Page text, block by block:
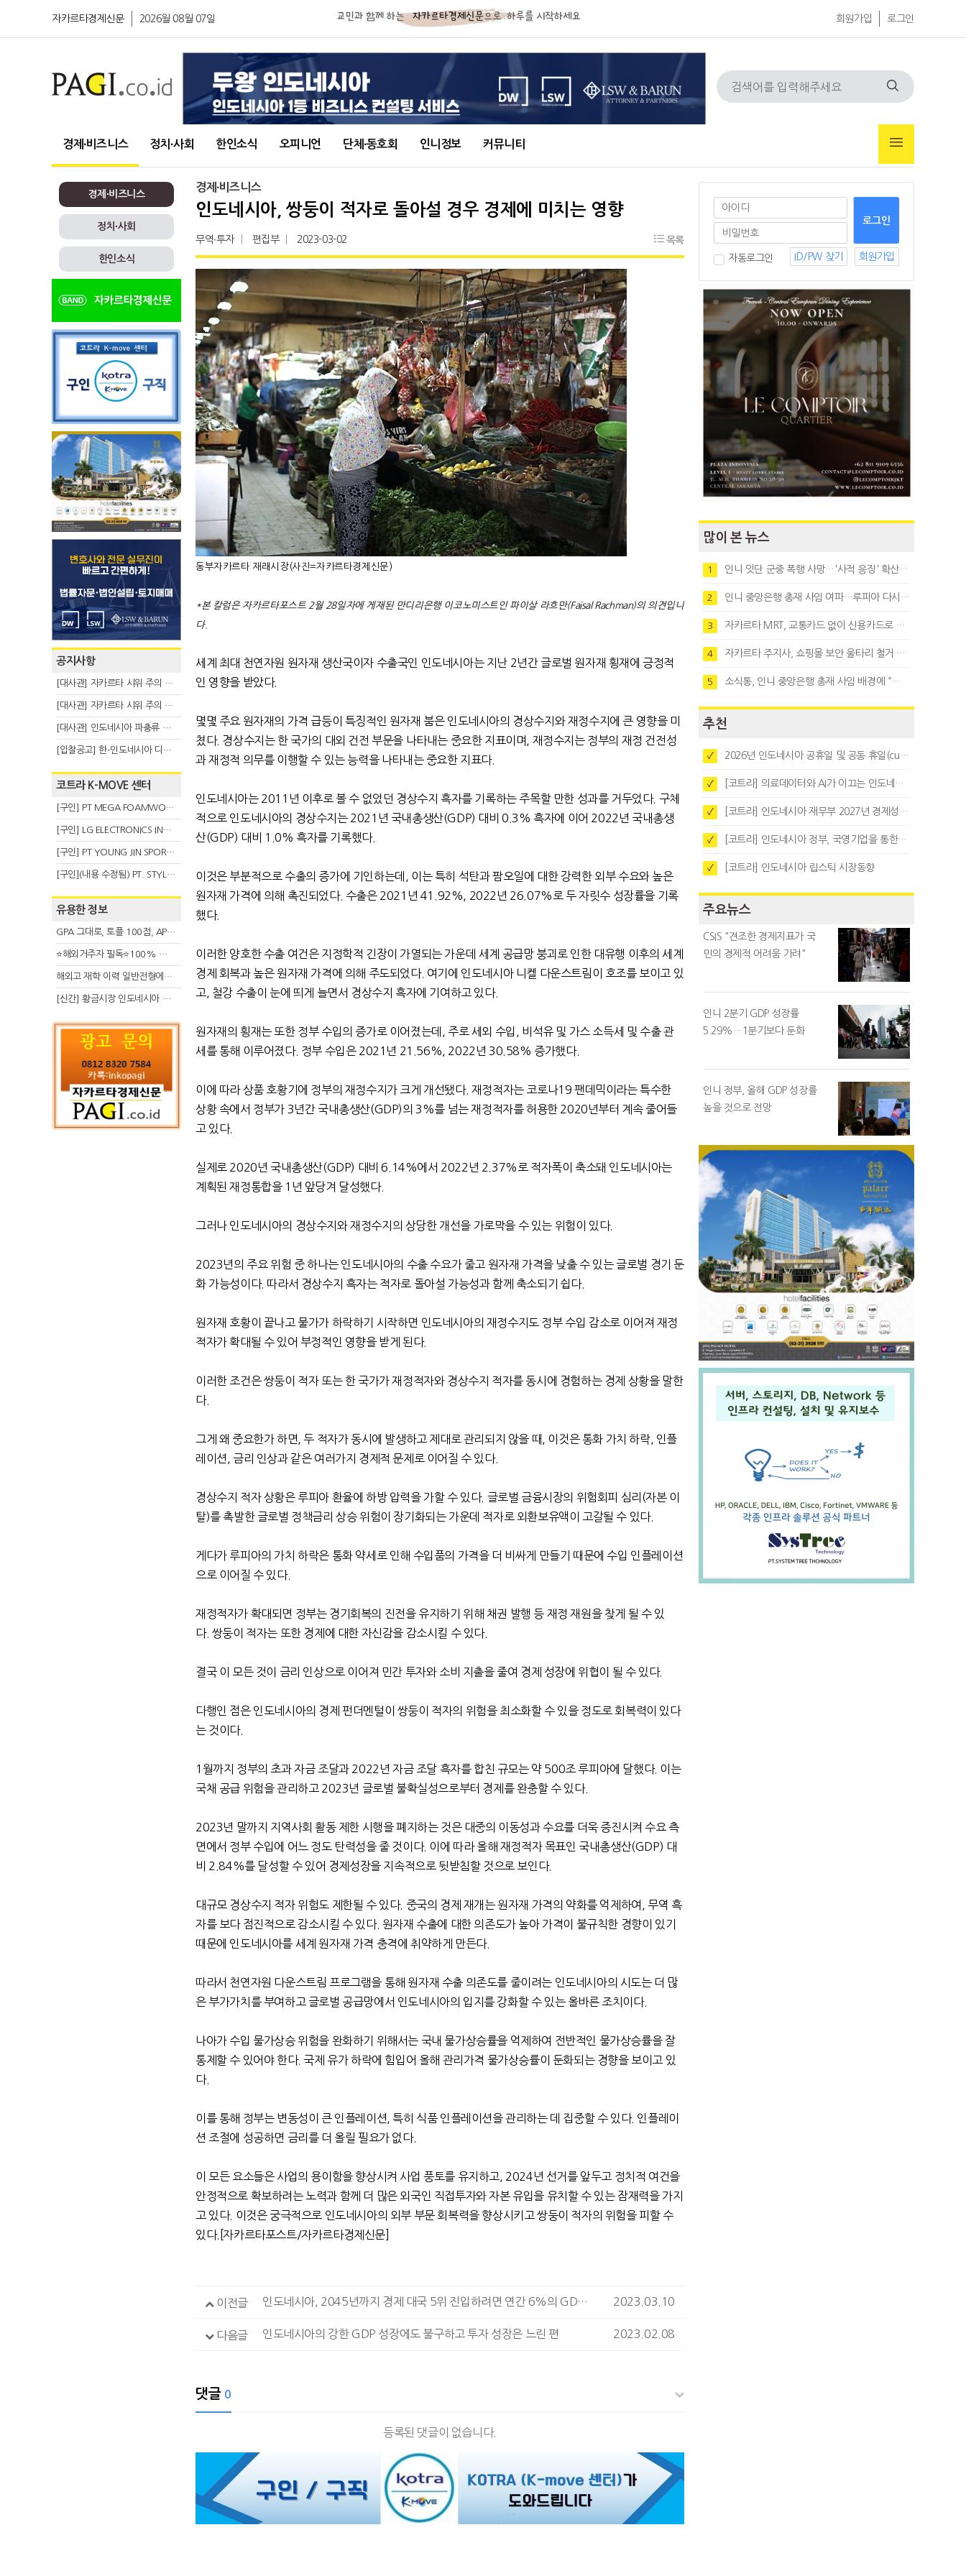
자카르타경제신문 2026월 08월 07일 회원가입 로그인
경제∙비즈니스 정치∙사회 한인소식 오피니언 단체∙동호회 인니정보 커뮤니티
경제∙비즈니스
정치∙사회
한인소식
공지사항
[대사관] 자카르타 시위 주의 안내(8.6)
[대사관] 자카르타 시위 주의 안내(8.3)
[대사관] 인도네시아 파충류 불법 반출 주의 (7.29)
[입찰공고] 한-인도네시아 디지털융복합 탈 전시회
코트라 K-MOVE 센터
[구인] PT MEGA FOAMWORKS INDONESIA
[구인] LG ELECTRONICS INDONESIA
[구인] PT YOUNG JIN SPORT INDONESIA
[구인](내용 수정됨) PT. STYLE KOREAN INDONESIA (스타일 코리안 인도네시아)
유용한 정보
GPA 그대로, 토플 100점, AP 막막 — 원인은 하나입니다
⭐해외거주자 필독⭐100% 온라인 마지막 한국어교원 2급 추가모집 (~8/2)
해외고 재학 이력 일반전형에서 분명한 입시 강점 살리는 전략
[신간] 황금시장 인도네시아 슈퍼리치의 성공 수업
경제∙비즈니스
인도네시아, 쌍둥이 적자로 돌아설 경우 경제에 미치는 영향
무역∙투자 편집부 2023-03-02 목록
동부자카르타 재래시장(사진=자카르타경제신문)
*본 칼럼은 자카르타포스트2월28일자에 게재된 만디리은행 이코노미스트인 파이살 라흐만(Faisal Rachman)의 의견입니
다.
세계 최대 천연자원 원자재 생산국이자 수출국인 인도네시아는 지난 2년간 글로벌 원자재 횡재에 긍정적
인 영향을 받았다.
몇몇 주요 원자재의 가격 급등이 특징적인 원자재 붐은 인도네시아의 경상수지와 재정수지에 큰 영향을 미
쳤다. 경상수지는 한 국가의 대외 건전 부문을 나타내는 중요한 지표이며
재정수지는 정부의 재정 건전성
과 재정적 의무를 이행할 수 있는 능력을 나타내는 중요한 지표다.
인도네시아는2011 년 이후로 볼 수 없었던 경상수지 흑자를 기록하는 주목할 만한 성과를 거두었다. 구체
적으로 인도네시아의 경상수지는2021 년 국내총생산(GDP) 대비 0.3% 흑자에 이어 2022 년 국내총생
산(GDP) 대비 1.0% 흑자를 기록했다.
이것은 부분적으로 수출의 증가에 기인하는데
이는 특히 석탄과 팜오일에 대한 강력한 외부 수요와 높은
원자재 가격에 의해 촉진되었다. 수출은2021 년 41.92%, 2022 년 26.07% 로 두 자릿수 성장률을 기록
했다.
이러한 양호한 수출 여건은 지정학적 긴장이 가열되는 가운데 세계 공급망 붕괴로 인한 대유행 이후의 세계
경제 회복과 높은 원자재 가격에 의해 주도되었다. 여기에 인도네시아 니켈 다운스트림이 호조를 보이고 있
고
철강 수출이 눈에 띄게 늘면서 경상수지 흑자에 기여하고 있다.
원자재의 횡재는 또한 정부 수입의 증가로 이어졌는데 주로 세외 수입
비석유 및 가스 소득세 및 수출 관
세를 통해 이루어졌다. 정부 수입은2021 년 21.56%, 2022 년 30.58% 증가했다.
이에 따라 상품 호황기에 정부의 재정수지가 크게 개선됐다. 재정적자는 코로나19팬데믹이라는 특수한
상황 속에서 정부가 3년간 국내총생산(GDP)의 3%를 넘는 재정적자를 허용한2020년부터 계속 줄어들
고 있다.
실제로 2020년 국내총생산(GDP) 대비 6.14%에서 2022 년 2.37% 로 적자폭이 축소돼 인도네시아는
계획된 재정통합을1 년 앞당겨 달성했다.
그러나 인도네시아의 경상수지와 재정수지의 상당한 개선을 가로막을 수 있는 위험이 있다.
2023년의 주요 위험 중 하나는 인도네시아의 수출 수요가 줄고 원자재 가격을 낮출 수 있는 글로벌 경기 둔
화 가능성이다. 따라서 경상수지 흑자는 적자로 돌아설 가능성과 함께 축소되기 쉽다.
원자재 호황이 끝나고 물가가 하락하기 시작하면 인도네시아의 재정수지도 정부 수입 감소로 이어져 재정
적자가 확대될 수 있어 부정적인 영향을 받게 된다.
이러한 조건은 쌍둥이 적자 또는 한 국가가 재정적자와 경상수지 적자를 동시에 경험하는 경제 상황을 말한
다.
그게 왜 중요한가 하면 두 적자가 동시에 발생하고 제대로 관리되지 않을 때 이것은 통화 가치 하락, 인플
레이션
금리 인상과 같은 여러가지 경제적 문제로 이어질 수 있다.
경상수지 적자 상황은 루피아 환율에 하방 압력을 가할 수 있다. 글로벌 금융시장의 위험회피 심리 (자본 이
탈)를 촉발한 글로벌 정책금리 상승 위험이 장기화되는 가운데 적자로 외환보유액이 고갈될 수 있다.
게다가 루피아의 가치 하락은 통화 약세로 인해 수입품의 가격을 더 비싸게 만들기 때문에 수입 인플레이션
으로 이어질 수 있다.
재정적자가 확대되면 정부는 경기회복의 진전을 유지하기 위해 채권 발행 등 재정 재원을 찾게 될 수 있
다. 쌍둥이 적자는 또한 경제에 대한 자신감을 감소시킬 수 있다.
결국 이 모든 것이 금리 인상으로 이어져 민간 투자와 소비 지출을 줄여 경제 성장에 위협이 될 수 있다.
다행인 점은 인도네시아의 경제 펀더멘털이 쌍둥이 적자의 위험을 최소화할 수 있을 정도로 회복력이 있다
는 것이다.
1 월까지 정부의 초과 자금 조달과2022 년 자금 조달 흑자를 합친 규모는 약500조 루피아에 달했다. 이는
국채 공급 위험을 관리하고 2023년 글로벌 불확실성으로부터 경제를 완충할 수 있다.
2023년 말까지 지역사회 활동 제한 시행을 폐지하는 것은 대중의 이동성과 수요를 더욱 증진시켜 수요 측
면에서 정부 수입에 어느 정도 탄력성을 줄 것이다. 이에 따라 올해 재정적자 목표인 국내총생산(GDP) 대
비
2.84%를 달성할 수 있어 경제성장을 지속적으로 뒷받침할 것으로 보인다.
대규모 경상수지 적자 위험도 제한될 수 있다. 중국의 경제 재개는 원자재 가격의 약화를 억제하여
무역 흑
자를 보다 점진적으로 감소시킬 수 있다. 원자재 수출에 대한 의존도가 높아 가격이 불규칙한 경향이 있기
때문에 인도네시아를 세계 원자재 가격 충격에 취약하게 만든다.
따라서 천연자원 다운스트림 프로그램을 통해 원자재 수출 의존도를 줄이려는 인도네시아의 시도는 더 많
은 부가가치를 부여하고 글로벌 공급망에서 인도네시아의 입지를 강화할 수 있는 올바른 조치이다.
나아가 수입 물가상승 위험을 완화하기 위해서는 국내 물가상승률을 억제하여 전반적인 물가상승률을 잘
통제할 수 있어야 한다. 국제 유가 하락에 힘입어 올해 관리가격 물가상승률이 둔화되는 경향을 보이고 있
다.
이를 통해 정부는 변동성이 큰 인플레이션 특히 식품 인플레이션을 관리하는 데 집중할 수 있다. 인플레이
션 조절에 성공하면 금리를 더 올릴 필요가 없다.
이 모든 요소들은 사업의 용이함을 향상시켜 사업 풍토를 유지하고 , 2024년 선거를 앞두고 정치적 여건을
안정적으로 확보하려는 노력과 함께 더 많은 외국인 직접투자와 자본 유입을 유치할 수 있는 잠재력을 가지
고 있다. 이것은 궁극적으로 인도네시아의 외부 부문 회복력을 향상시키고 쌍둥이 적자의 위험을 피할 수
있다.[자카르타포스트 /자카르타경제신문
이전글 인도네시아, 2045년까지 경제 대국 5위 진입하려면 연간 6%의 GDP 성장해야 2023.03.10
다음글 인도네시아의 강한 GDP 성장에도 불구하고 투자 성장은 느린 편 2023.02.08
댓글 0
등록된 댓글이 없습니다.
자동로그인 ID/PW 찾기 회원가입
많이 본 뉴스
1 인니 잇단 군중 폭행 사망…'사적 응징' 확산에 법치 우려
2 인니 중앙은행 총재 사임 여파…루피아 다시 1만8천대로 약세
3 자카르타 MRT, 교통카드 없이 신용카드로 바로 탄다
4 자카르타 주지사, 쇼핑몰 보안 울타리 철거 요청…"치안 문제없다"
5 소식통, 인니 중앙은행 총재 사임 배경에 “정부와 정책 갈등"
추천
✓ 2026년 인도네시아 공휴일 및 공동 휴일(cuti bersama)
✓ [코트라] 의료데이터와 AI가 이끄는 인도네시아 디지털 헬스케어 시장 트렌드
✓ [코트라] 인도네시아 재무부 2027년 경제성장 전망 및 목표 발표
✓ [코트라] 인도네시아 정부, 국영기업을 통한 석탄·팜유·합금철 수출 중앙집중화 추진
✓ [코트라] 인도네시아 립스틱 시장동향
주요뉴스
CSIS "견조한 경제지표가 국
민의 경제적 어려움 가려"
인니 2분기 GDP 성장률
5.29%…1분기보다 둔화
인니 정부, 올해 GDP 성장률
높을 것으로 전망